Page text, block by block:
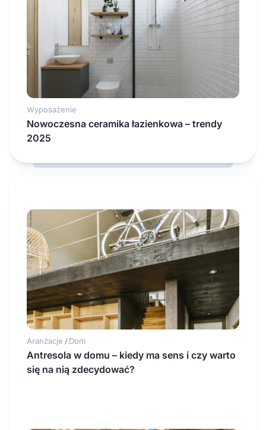
Wyposażenie
Nowoczesna ceramika łazienkowa – trendy
2025
Aranżacje / Dom
Antresola w domu – kiedy ma sens i czy warto
się na nią zdecydować?